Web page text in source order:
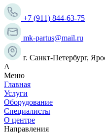
+7 (911) 844-63-75
mk-partus@mail.ru
г. Санкт-Петербург,
А
Меню
Главная
Услуги
Оборудование
Специалисты
О центре
Направления